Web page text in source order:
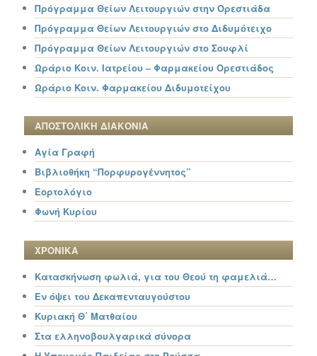
Πρόγραμμα Θείων Λειτουργιών στην Ορεστιάδα
Πρόγραμμα Θείων Λειτουργιών στο Διδυμότειχο
Πρόγραμμα Θείων Λειτουργιών στο Σουφλί
Ωράριο Κοιν. Ιατρείου – Φαρμακείου Ορεστιάδος
Ωράριο Κοιν. Φαρμακείου Διδυμοτείχου
ΑΠΟΣΤΟΛΙΚΗ ΔΙΑΚΟΝΙΑ
Αγία Γραφή
Βιβλιοθήκη “Πορφυρογέννητος”
Εορτολόγιο
Φωνή Κυρίου
ΧΡΟΝΙΚΑ
Κατασκήνωση φωλιά, για του Θεού τη φαμελιά…
Εν όψει του Δεκαπενταυγούστου
Κυριακή Θ΄ Ματθαίου
Στα ελληνοβουλγαρικά σύνορα